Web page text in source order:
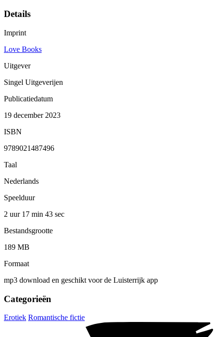
Details
Imprint
Love Books
Uitgever
Singel Uitgeverijen
Publicatiedatum
19 december 2023
ISBN
9789021487496
Taal
Nederlands
Speelduur
2 uur 17 min 43 sec
Bestandsgrootte
189 MB
Formaat
mp3 download en geschikt voor de Luisterrijk app
Categorieën
Erotiek Romantische fictie